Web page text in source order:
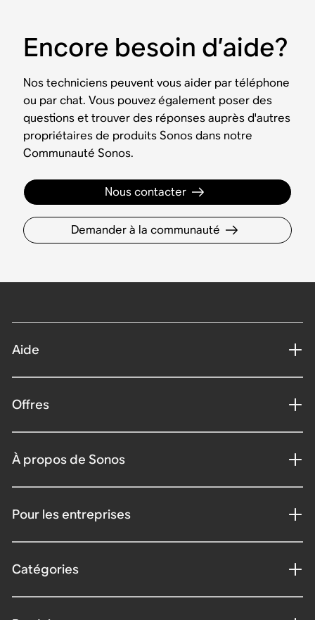
Encore besoin d’aide?
Nos techniciens peuvent vous aider par téléphone
ou par chat. Vous pouvez également poser des
questions et trouver des réponses auprès d'autres
propriétaires de produits Sonos dans notre
Communauté Sonos.
Nous contacter
Demander à la communauté
Aide
Offres
À propos de Sonos
Pour les entreprises
Catégories